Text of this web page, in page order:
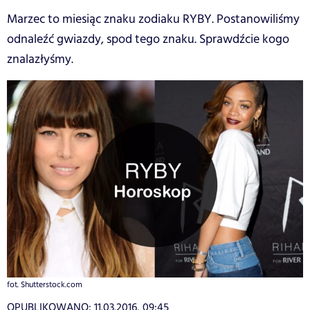
Marzec to miesiąc znaku zodiaku RYBY. Postanowiliśmy
odnaleźć gwiazdy, spod tego znaku. Sprawdźcie kogo
znalazłyśmy.
fot. Shutterstock.com